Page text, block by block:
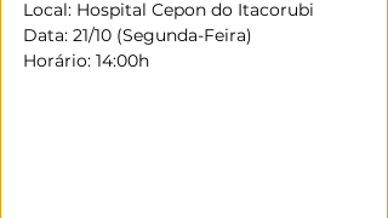
Local: Hospital Cepon do Itacorubi
Data: 21/10 (Segunda-Feira)
Horário: 14:00h